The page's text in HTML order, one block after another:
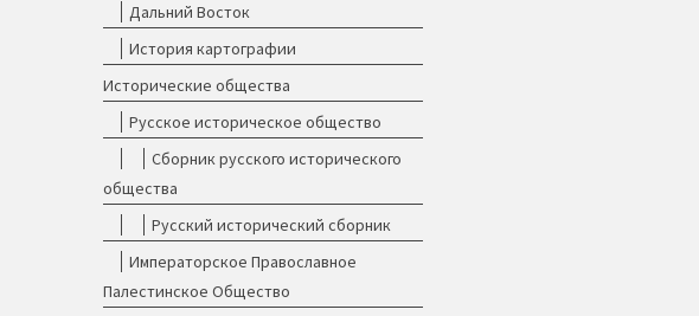
Дальний Восток
История картографии
Исторические общества
Русское историческое общество
Сборник русского исторического
общества
Русский исторический сборник
Императорское Православное
Палестинское Общество